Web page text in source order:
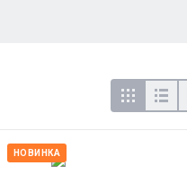
НОВИНКА